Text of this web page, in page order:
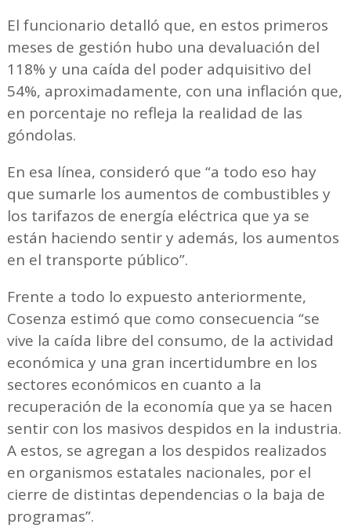
El funcionario detalló que, en estos primeros
meses de gestión hubo una devaluación del
118% y una caída del poder adquisitivo del
54%, aproximadamente, con una inflación que,
en porcentaje no refleja la realidad de las
góndolas.
En esa línea, consideró que “a todo eso hay
que sumarle los aumentos de combustibles y
los tarifazos de energía eléctrica que ya se
están haciendo sentir y además, los aumentos
en el transporte público”.
Frente a todo lo expuesto anteriormente,
Cosenza estimó que como consecuencia “se
vive la caída libre del consumo, de la actividad
económica y una gran incertidumbre en los
sectores económicos en cuanto a la
recuperación de la economía que ya se hacen
sentir con los masivos despidos en la industria.
A estos, se agregan a los despidos realizados
en organismos estatales nacionales, por el
cierre de distintas dependencias o la baja de
programas”.